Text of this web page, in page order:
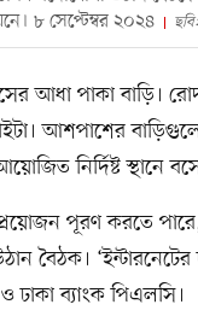
৮ সেপ্টেম্বর ২০২৪
আধা পাকা বাড়ি।
আশপাশের
নির্দিষ্ট স্থানে
প্রয়োজন পূরণ করতে
বৈঠক। ‘ইন্টারনেটের
ব্যাংক পিএলসি।